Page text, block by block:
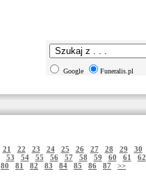
Google Funeralis.pl
21 22 23 24 25 26 27 28 29 30
53 54 55 56 57 58 59 60 61 62
80 81 82 83 84 85 86 87 >>